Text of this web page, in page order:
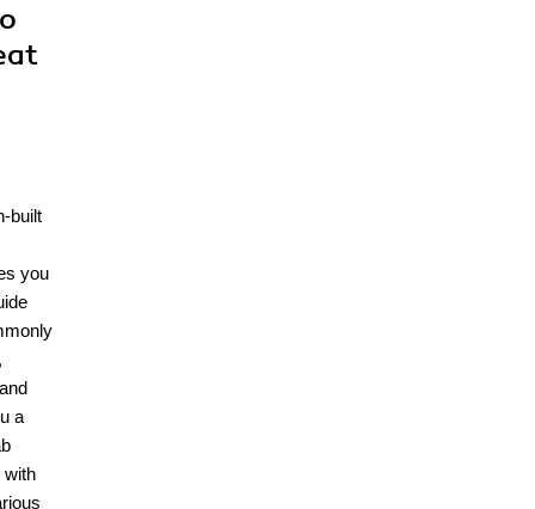
built
you
a
with